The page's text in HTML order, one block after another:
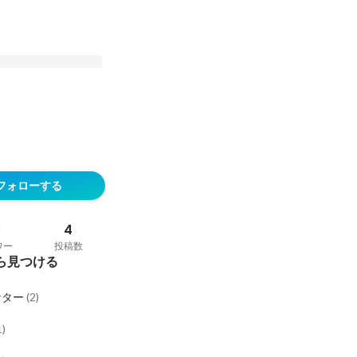
ストーリー
ォローする
ー
4
投稿数
見つける
ー (2)
)